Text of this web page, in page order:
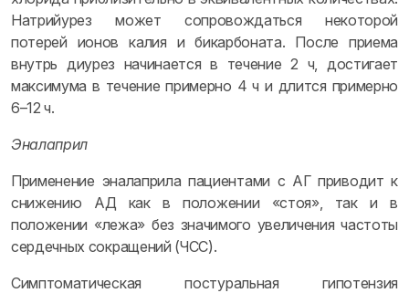
Натрийурез может сопровождаться некоторой
потерей ионов калия и бикарбоната. После приема
внутрь диурез начинается в течение 2 ч, достигает
максимума в течение примерно 4 ч и длится примерно
6–12 ч.
Эналаприл
Применение эналаприла пациентами с АГ приводит к
снижению АД как в положении «стоя», так и в
положении «лежа» без значимого увеличения частоты
сердечных сокращений (ЧСС).
Симптоматическая постуральная гипотензия